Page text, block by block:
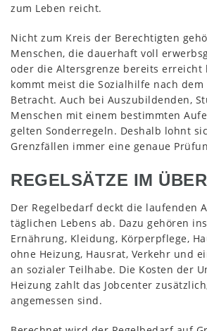
zum Leben reicht.
Nicht zum Kreis der Berechtigten
Menschen, die dauerhaft voll
oder die Altersgrenze bereits erreicht
kommt meist die Sozialhilfe nach dem
Betracht. Auch bei Auszubildenden,
Menschen mit einem bestimmten
gelten Sonderregeln. Deshalb lohnt
Grenzfällen immer eine genaue
REGELSÄTZE IM
Der Regelbedarf deckt die laufenden
täglichen Lebens ab. Dazu gehören
Ernährung, Kleidung, Körperpflege,
ohne Heizung, Hausrat, Verkehr und
an sozialer Teilhabe. Die Kosten der
Heizung zahlt das Jobcenter
angemessen sind.